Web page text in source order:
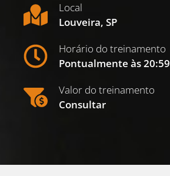
Local
Louveira, SP
Horário do treinamento
Pontualmente às 20:59
Valor do treinamento
Consultar